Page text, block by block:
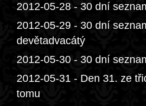
2012-05-28 - 30 dní
2012-05-29 - 30 dní
devětadvacátý
2012-05-30 - 30 dní
2012-05-31 - Den 31. ze
tomu